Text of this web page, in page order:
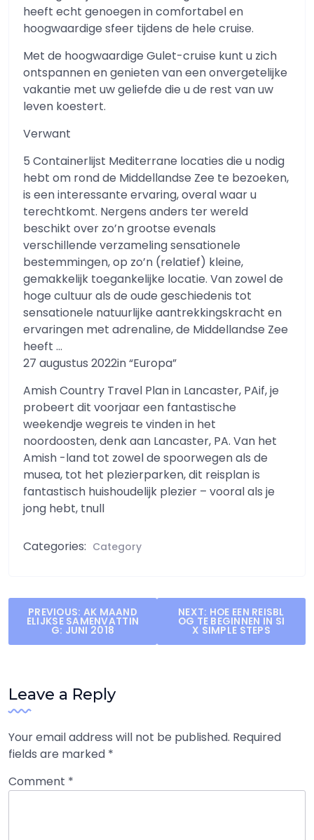
heeft echt genoegen in comfortabel en
hoogwaardige sfeer tijdens de hele cruise.
Met de hoogwaardige Gulet-cruise kunt u zich
ontspannen en genieten van een onvergetelijke
vakantie met uw geliefde die u de rest van uw
leven koestert.
Verwant
5 Containerlijst Mediterrane locaties die u nodig
hebt om rond de Middellandse Zee te bezoeken,
is een interessante ervaring, overal waar u
terechtkomt. Nergens anders ter wereld
beschikt over zo’n grootse evenals
verschillende verzameling sensationele
bestemmingen, op zo’n (relatief) kleine,
gemakkelijk toegankelijke locatie. Van zowel de
hoge cultuur als de oude geschiedenis tot
sensationele natuurlijke aantrekkingskracht en
ervaringen met adrenaline, de Middellandse Zee
heeft …
27 augustus 2022in “Europa”
Amish Country Travel Plan in Lancaster, PAif, je
probeert dit voorjaar een fantastische
weekendje wegreis te vinden in het
noordoosten, denk aan Lancaster, PA. Van het
Amish -land tot zowel de spoorwegen als de
musea, tot het plezierparken, dit reisplan is
fantastisch huishoudelijk plezier – vooral als je
jong hebt, tnull
Categories: Category
Post
navigation
PREVIOUS: AK MAAND
ELIJKSE SAMENVATTIN
G: JUNI 2018
NEXT: HOE EEN REISBL
OG TE BEGINNEN IN SI
X SIMPLE STEPS
Leave a Reply
Your email address will not be published. Required
fields are marked *
Comment *